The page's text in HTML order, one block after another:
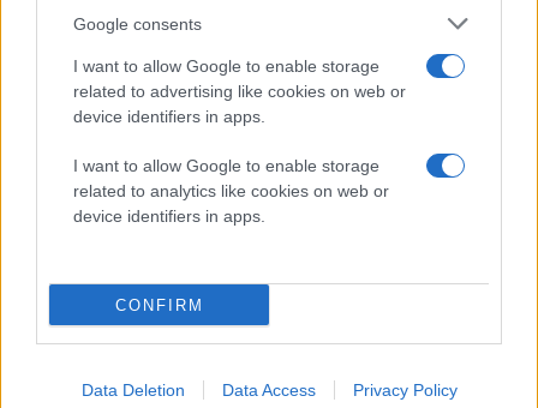
Google consents
I want to allow Google to enable storage
related to advertising like cookies on web or
device identifiers in apps.
I want to allow Google to enable storage
related to analytics like cookies on web or
device identifiers in apps.
CONFIRM
Data Deletion Data Access Privacy Policy
HDblog]